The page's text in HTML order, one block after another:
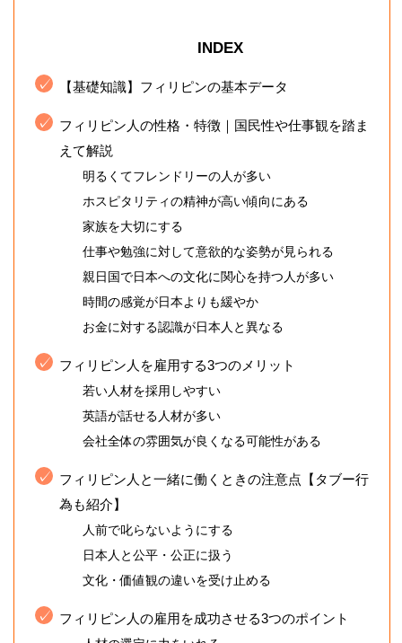
INDEX
【基礎知識】フィリピンの基本データ
フィリピン人の性格・特徴｜国民性や仕事観を踏ま
えて解説
明るくてフレンドリーの人が多い
ホスピタリティの精神が高い傾向にある
家族を大切にする
仕事や勉強に対して意欲的な姿勢が見られる
親日国で日本への文化に関心を持つ人が多い
時間の感覚が日本よりも緩やか
お金に対する認識が日本人と異なる
フィリピン人を雇用する3つのメリット
若い人材を採用しやすい
英語が話せる人材が多い
会社全体の雰囲気が良くなる可能性がある
フィリピン人と一緒に働くときの注意点【タブー行
為も紹介】
人前で叱らないようにする
日本人と公平・公正に扱う
文化・価値観の違いを受け止める
フィリピン人の雇用を成功させる3つのポイント